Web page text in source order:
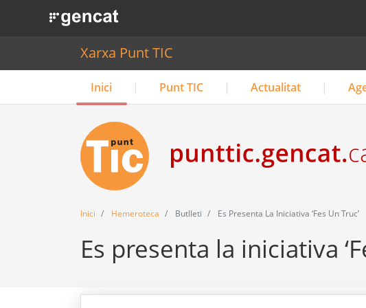
. Obre en una nova finestra.
Xarxa Punt TIC
Inici Punt TIC Actualitat
Inici Hemeroteca Butlleti Es Presenta La Iniciativa ‘Fes Un Truc’
Es presenta la iniciativa